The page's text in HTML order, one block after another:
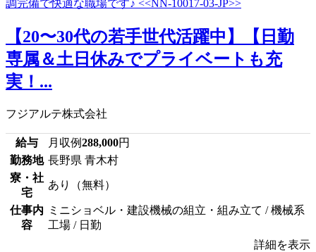
【20〜30代の若手世代活躍中】【日勤
専属＆土日休みでプライベートも充
実！...
フジアルテ株式会社
給与 月収例288,000円
勤務地 長野県 青木村
寮・社
宅
あり（無料）
仕事内
容
ミニショベル・建設機械の組立・組み立て / 機械系
工場 / 日勤
詳細を表示